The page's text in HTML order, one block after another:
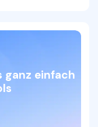
ganz einfach